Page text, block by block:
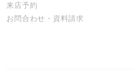
来店予約
お問合わせ・資料請求